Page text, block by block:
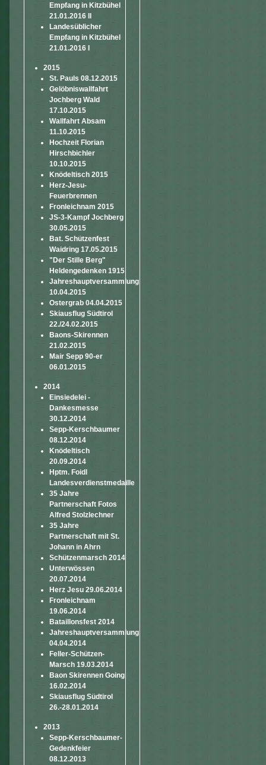
Empfang in Kitzbühel
21.01.2016 II
Landesüblicher
Empfang in Kitzbühel
21.01.2016 I
2015
St. Pauls 08.12.2015
Gelöbniswallfahrt
Jochberg Wald
17.10.2015
Wallfahrt Absam
11.10.2015
Hochzeit Florian
Hirschbichler
10.10.2015
Knödeltisch 2015
Herz-Jesu-
Feuerbrennen
Fronleichnam 2015
JS-3-Kampf Jochberg
30.05.2015
Bat. Schützenfest
Waidring 17.05.2015
"Der Stille Berg"
Heldengedenken 1915
Jahreshauptversammlung
10.04.2015
Ostergrab 04.04.2015
Skiausflug Südtirol
22./24.02.2015
Baons-Skirennen
21.02.2015
Mair Sepp 90-er
06.01.2015
2014
Einsiedelei -
Dankesmesse
30.12.2014
Sepp-Kerschbaumer
08.12.2014
Knödeltisch
20.09.2014
Hptm. Foidl
Landesverdienstmedaille
35 Jahre
Partnerschaft Fotos
Alfred Stolzlechner
35 Jahre
Partnerschaft mit St.
Johann in Ahrn
Schützenmarsch 2014
Unterwössen
20.07.2014
Herz Jesu 29.06.2014
Fronleichnam
19.06.2014
Bataillonsfest 2014
Jahreshauptversammlung
04.04.2014
Feller-Schützen-
Marsch 19.03.2014
Baon Skirennen Going
16.02.2014
Skiausflug Südtirol
26.-28.01.2014
2013
Sepp-Kerschbaumer-
Gedenkfeier
08.12.2013